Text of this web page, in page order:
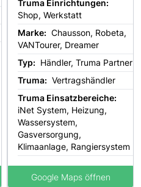
Truma Einrichtungen:
Shop, Werkstatt
Marke: Chausson, Robeta,
VANTourer, Dreamer
Typ: Händler, Truma Partner
Truma: Vertragshändler
Truma Einsatzbereiche:
iNet System, Heizung,
Wassersystem,
Gasversorgung,
Klimaanlage, Rangiersystem
Google Maps öffnen